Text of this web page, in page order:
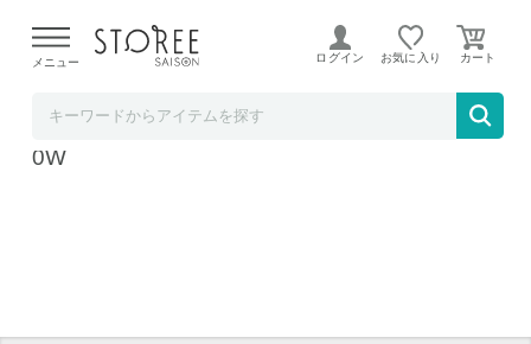
よる配送遅延が発生しております。
メニュー ログイン お気に入り
ヤーマン ミーゼ シルキーシェルブラシ MS9
0W